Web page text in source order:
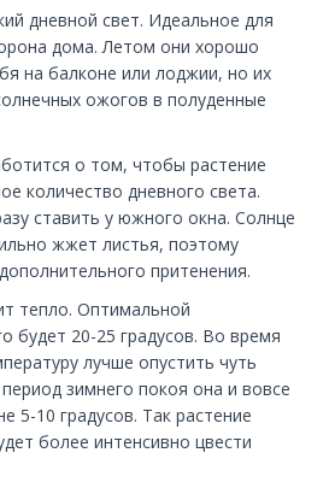
дневной свет. Идеальное для
дома. Летом они хорошо
на балконе или лоджии, но их
ожогов в полуденные
о том, чтобы растение
количество дневного света.
ставить у южного окна. Солнце
жжет листья, поэтому
притенения.
тепло. Оптимальной
будет 20-25 градусов. Во время
лучше опустить чуть
зимнего покоя она и вовсе
5-10 градусов. Так растение
более интенсивно цвести